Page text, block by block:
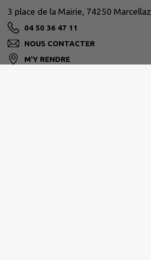
3 place de la Mairie, 74250 Marcellaz
04 50 36 47 11
NOUS CONTACTER
M'Y RENDRE